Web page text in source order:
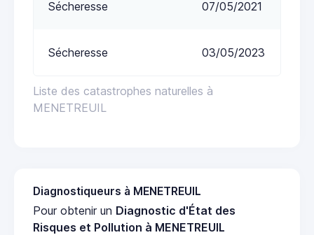
Liste des catastrophes naturelles à
MENETREUIL
Sécheresse 07/05/2021
Sécheresse 03/05/2023
Diagnostiqueurs à MENETREUIL
Pour obtenir un Diagnostic d'État des
Risques et Pollution à MENETREUIL